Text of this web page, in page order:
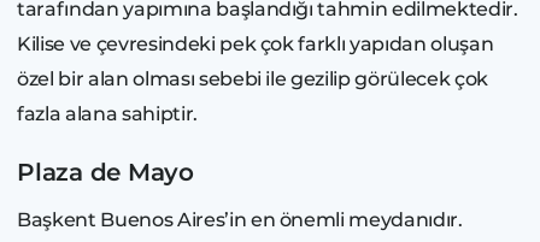
tarafından yapımına başlandığı tahmin edilmektedir.
Kilise ve çevresindeki pek çok farklı yapıdan oluşan
özel bir alan olması sebebi ile gezilip görülecek çok
fazla alana sahiptir.
Plaza de Mayo
Başkent Buenos Aires’in en önemli meydanıdır.